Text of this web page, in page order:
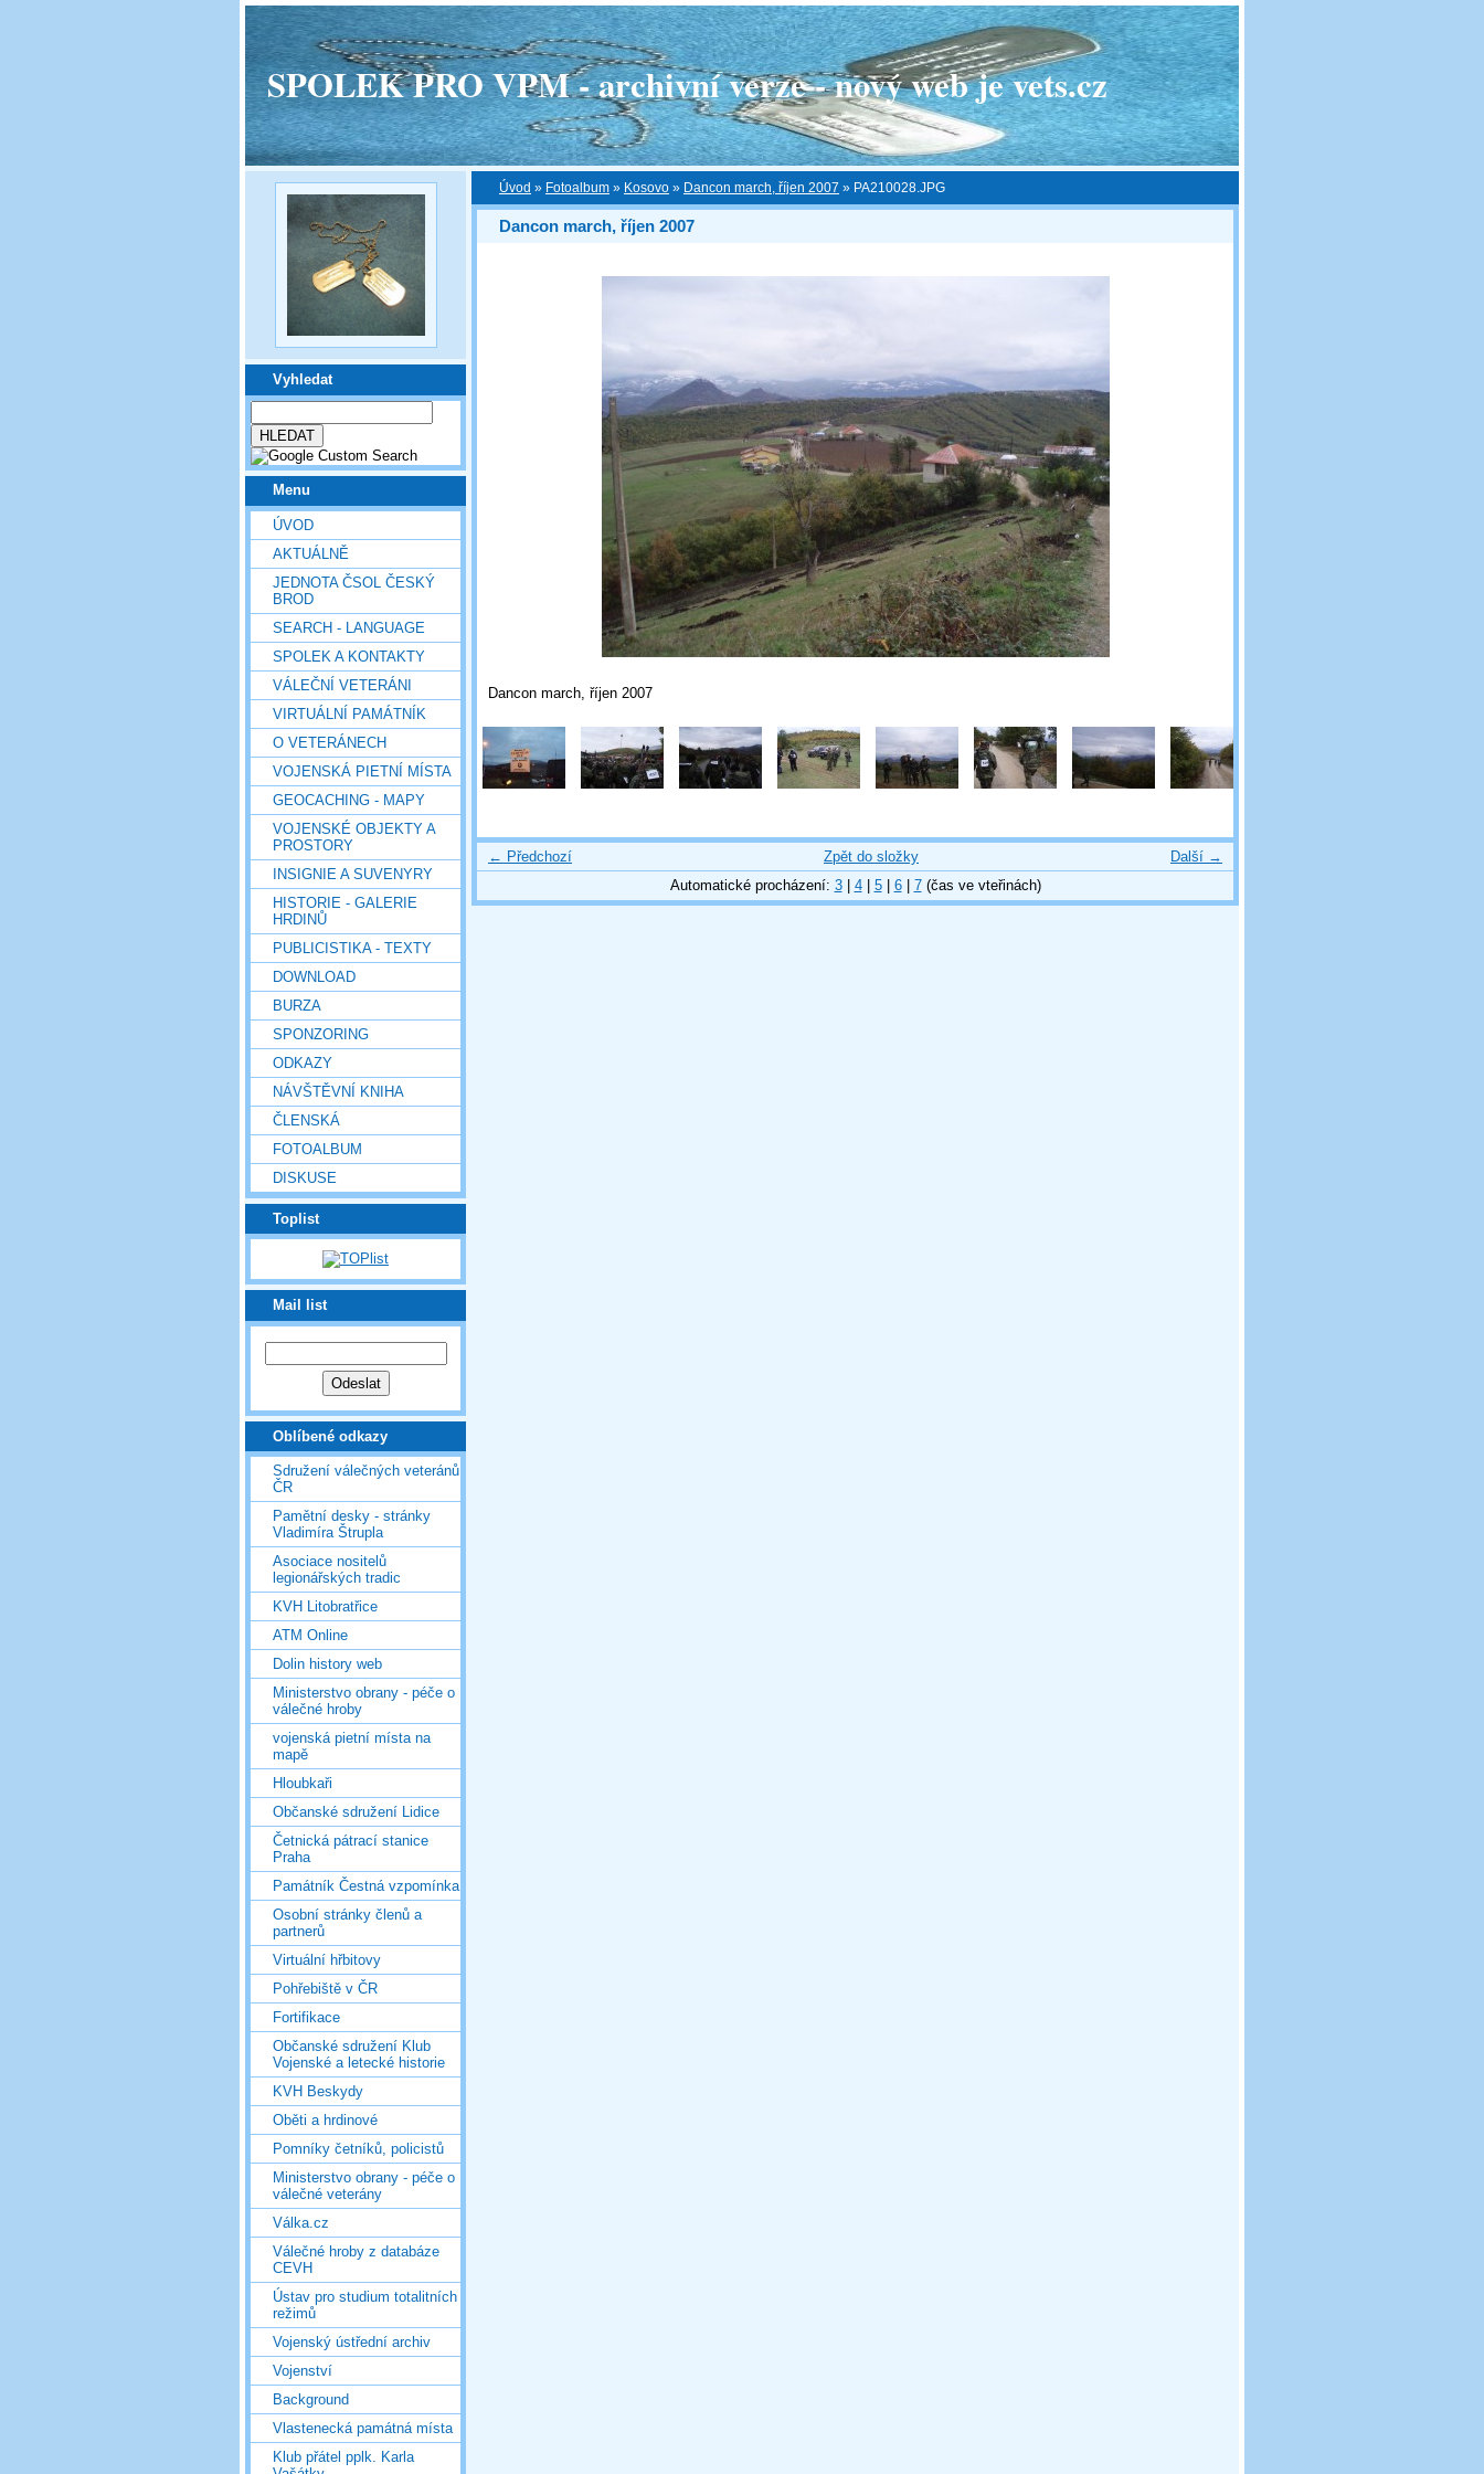
SPOLEK PRO VPM - archivní verze - nový web je vets.cz
Vyhledat
Menu
ÚVOD
AKTUÁLNĚ
JEDNOTA ČSOL ČESKÝ
BROD
SEARCH - LANGUAGE
SPOLEK A KONTAKTY
VÁLEČNÍ VETERÁNI
VIRTUÁLNÍ PAMÁTNÍK
O VETERÁNECH
VOJENSKÁ PIETNÍ MÍSTA
GEOCACHING - MAPY
VOJENSKÉ OBJEKTY A
PROSTORY
INSIGNIE A SUVENYRY
HISTORIE - GALERIE
HRDINŮ
PUBLICISTIKA - TEXTY
DOWNLOAD
BURZA
SPONZORING
ODKAZY
NÁVŠTĚVNÍ KNIHA
ČLENSKÁ
FOTOALBUM
DISKUSE
Toplist
Mail list
Oblíbené odkazy
Sdružení válečných veteránů
ČR
Pamětní desky - stránky
Vladimíra Štrupla
Asociace nositelů
legionářských tradic
KVH Litobratřice
ATM Online
Dolin history web
Ministerstvo obrany - péče o
válečné hroby
vojenská pietní místa na
mapě
Hloubkaři
Občanské sdružení Lidice
Četnická pátrací stanice
Praha
Památník Čestná vzpomínka
Osobní stránky členů a
partnerů
Virtuální hřbitovy
Pohřebiště v ČR
Fortifikace
Občanské sdružení Klub
Vojenské a letecké historie
KVH Beskydy
Oběti a hrdinové
Pomníky četníků, policistů
Ministerstvo obrany - péče o
válečné veterány
Válka.cz
Válečné hroby z databáze
CEVH
Ústav pro studium totalitních
režimů
Vojenský ústřední archiv
Vojenství
Background
Vlastenecká památná místa
Klub přátel pplk. Karla
Úvod » Fotoalbum » Kosovo » Dancon march, říjen 2007 » PA210028.JPG
Dancon march, říjen 2007
Dancon march, říjen 2007
← Předchozí Další →
Zpět do složky
Automatické procházení: 3| 4| 5| 6| 7(čas ve vteřinách)